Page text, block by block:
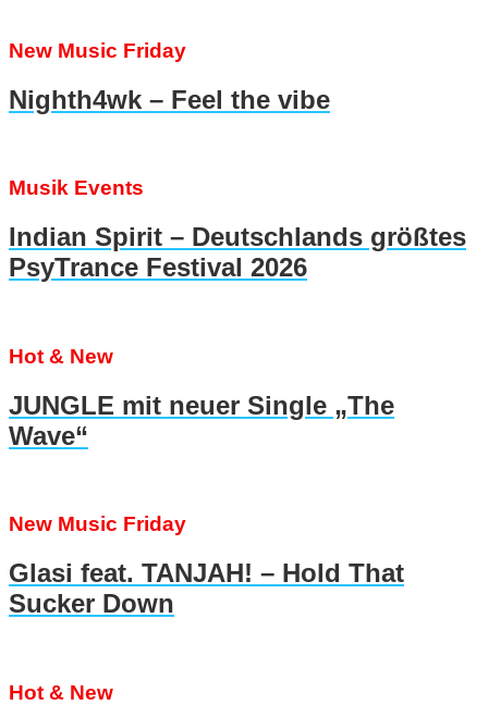
New Music Friday
Nighth4wk – Feel the vibe
Musik Events
Indian Spirit – Deutschlands größtes
PsyTrance Festival 2026
Hot & New
JUNGLE mit neuer Single „The
Wave“
New Music Friday
Glasi feat. TANJAH! – Hold That
Sucker Down
Hot & New